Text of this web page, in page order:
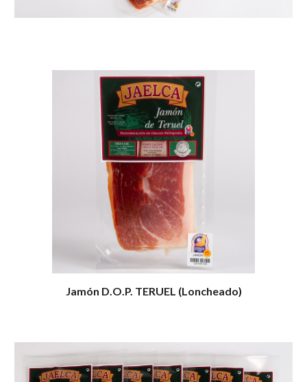
Jamón D.O.P. TERUEL (Loncheado)